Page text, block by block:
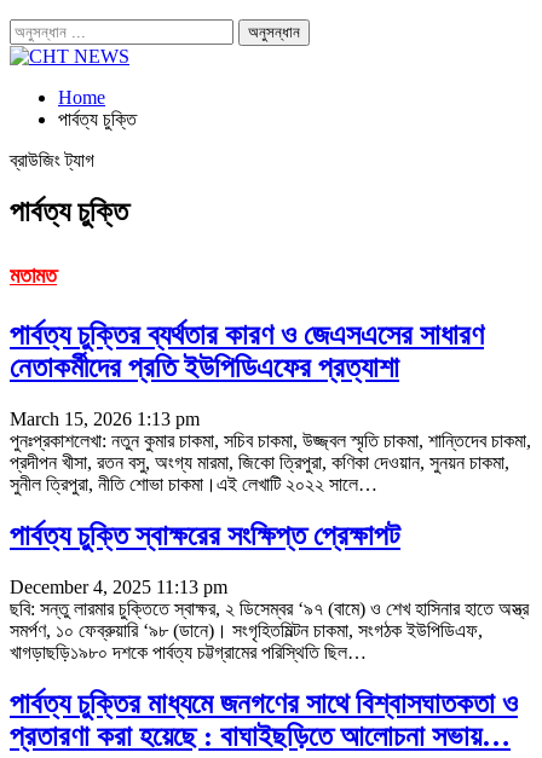
Home
পার্বত্য চুক্তি
ব্রাউজিং ট্যাগ
পার্বত্য চুক্তি
মতামত
পার্বত্য চুক্তির ব্যর্থতার কারণ ও জেএসএসের সাধারণ
নেতাকর্মীদের প্রতি ইউপিডিএফের প্রত্যাশা
March 15, 2026 1:13 pm
পুনঃপ্রকাশলেখা: নতুন কুমার চাকমা, সচিব চাকমা, উজ্জ্বল স্মৃতি চাকমা, শান্তিদেব চাকমা,
প্রদীপন খীসা, রতন বসু, অংগ্য মারমা, জিকো ত্রিপুরা, কণিকা দেওয়ান, সুনয়ন চাকমা,
সুনীল ত্রিপুরা, নীতি শোভা চাকমা।এই লেখাটি ২০২২ সালে…
পার্বত্য চুক্তি স্বাক্ষরের সংক্ষিপ্ত প্রেক্ষাপট
December 4, 2025 11:13 pm
ছবি: সন্তু লারমার চুক্তিতে স্বাক্ষর, ২ ডিসেম্বর ‘৯৭ (বামে) ও শেখ হাসিনার হাতে অস্ত্র
সমর্পণ, ১০ ফেব্রুয়ারি ‘৯৮ (ডানে)। সংগৃহিতমিল্টন চাকমা, সংগঠক ইউপিডিএফ,
খাগড়াছড়ি১৯৮০ দশকে পার্বত্য চট্টগ্রামের পরিস্থিতি ছিল…
পার্বত্য চুক্তির মাধ্যমে জনগণের সাথে বিশ্বাসঘাতকতা ও
প্রতারণা করা হয়েছে : বাঘাইছড়িতে আলোচনা সভায়…